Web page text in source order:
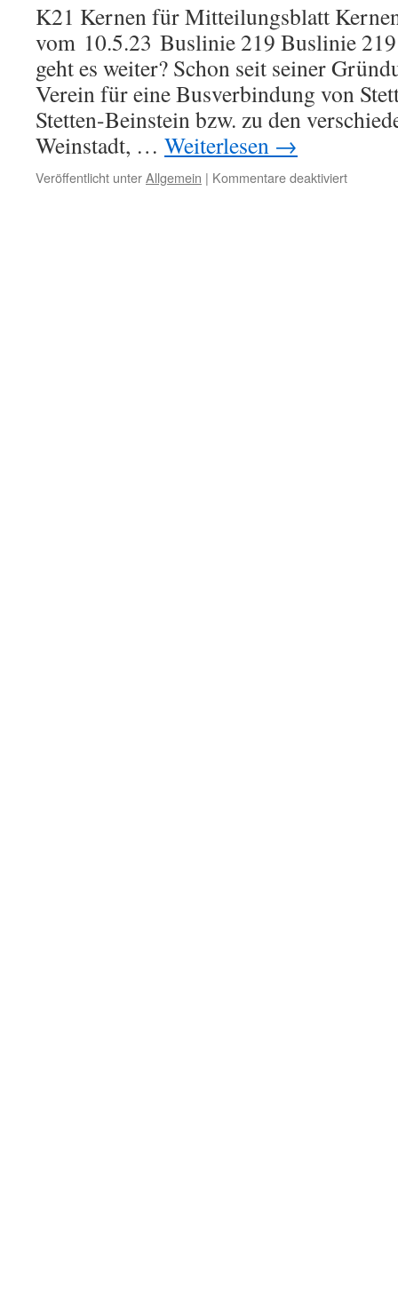
vom
1.6.23
SEV
K21 Kernen für Mitteilungsblatt
vom 10.5.23 Buslinie 219 Buslinie
geht es weiter? Schon seit seiner
Verein für eine Busverbindung von
Stetten-Beinstein bzw. zu den
Weinstadt, … Weiterlesen →
Veröffentlicht unterAllgemein | Kommentare deaktiviertfür